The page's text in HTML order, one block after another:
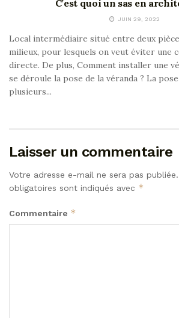
C’est quoi un sas en
JUIN 29, 2022
Local intermédiaire situé entre deux
milieux, pour lesquels on veut éviter une
directe. De plus, Comment installer une
se déroule la pose de la véranda ? La
plusieurs...
Laisser un commentaire
Votre adresse e-mail ne sera pas publiée.
obligatoires sont indiqués avec *
Commentaire *